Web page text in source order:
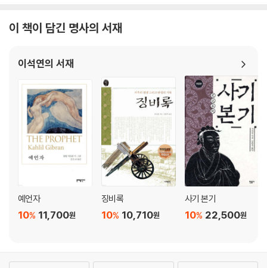
이 책이 담긴 명사의 서재
이석연의 서재
예언자
10% 11,700원
징비록
10% 10,710원
사기 본기
10% 22,500원